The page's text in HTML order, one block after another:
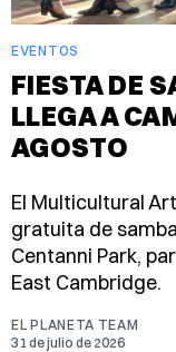
EVENTOS
FIESTA DE
LLEGA A
AGOSTO
El Multicultural
gratuita de
Centanni Park,
East Cambridge.
EL PLANETA TEAM
31 de julio de 2026